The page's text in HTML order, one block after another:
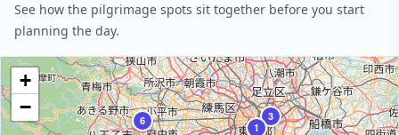
See how the pilgrimage spots sit together before you start
planning the day.
1
3
6
+
−